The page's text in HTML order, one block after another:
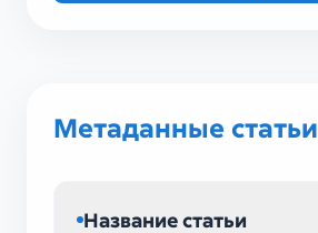
Метаданные статьи
Название статьи